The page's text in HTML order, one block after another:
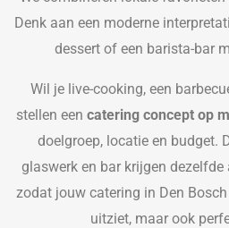
Denk aan een moderne
dessert of een barista-bar
Wil je live-cooking, een
stellen een catering concept op
doelgroep, locatie en budget.
glaswerk en bar krijgen
zodat jouw catering in Den
uitziet, maar ook